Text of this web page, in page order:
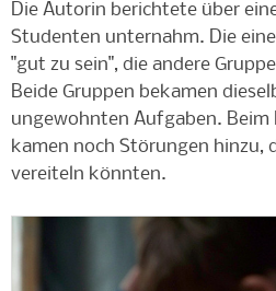
Die Autorin berichtete über
Studenten unternahm. Die
"gut zu sein", die andere
Beide Gruppen bekamen
ungewohnten Aufgaben. Beim
kamen noch Störungen hinzu,
vereiteln könnten.